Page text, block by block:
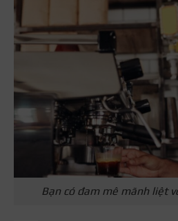
Bạn có đam mê mãnh liệt